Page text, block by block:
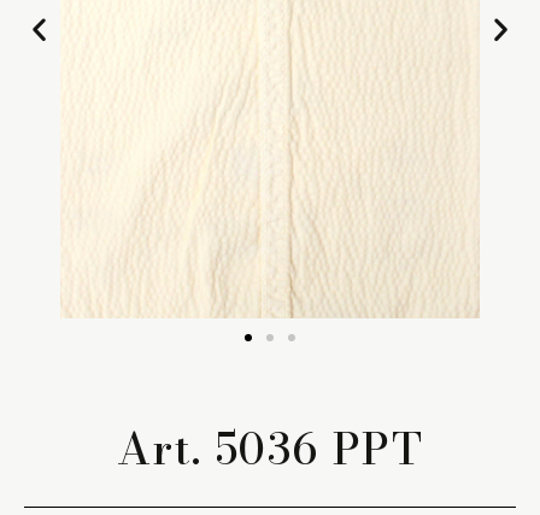
Art. 5036 PPT
Share our fabrics
THE FABRICS
The season Fall/Winter
The season Spring/Summer
bunch
SUSTAINABILITY